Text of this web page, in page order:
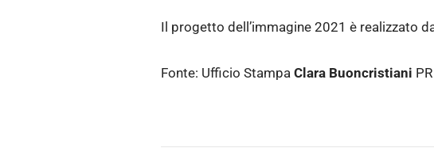
Il progetto dell’immagine 2021 è realizzato
Fonte: Ufficio Stampa Clara Buoncristiani